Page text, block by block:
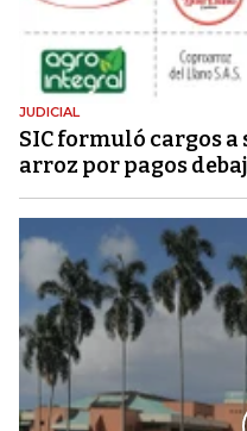
JUDICIAL
SIC formuló cargos
arroz por pagos